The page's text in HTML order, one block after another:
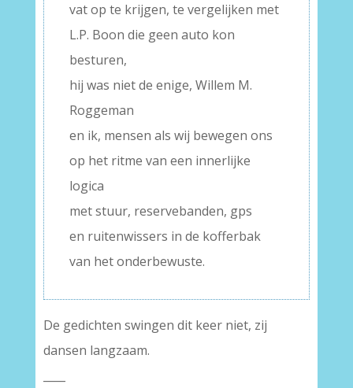
vat op te krijgen, te vergelijken met
L.P. Boon die geen auto kon
besturen,
hij was niet de enige, Willem M.
Roggeman
en ik, mensen als wij bewegen ons
op het ritme van een innerlijke
logica
met stuur, reservebanden, gps
en ruitenwissers in de kofferbak
van het onderbewuste.
De gedichten swingen dit keer niet, zij
dansen langzaam.